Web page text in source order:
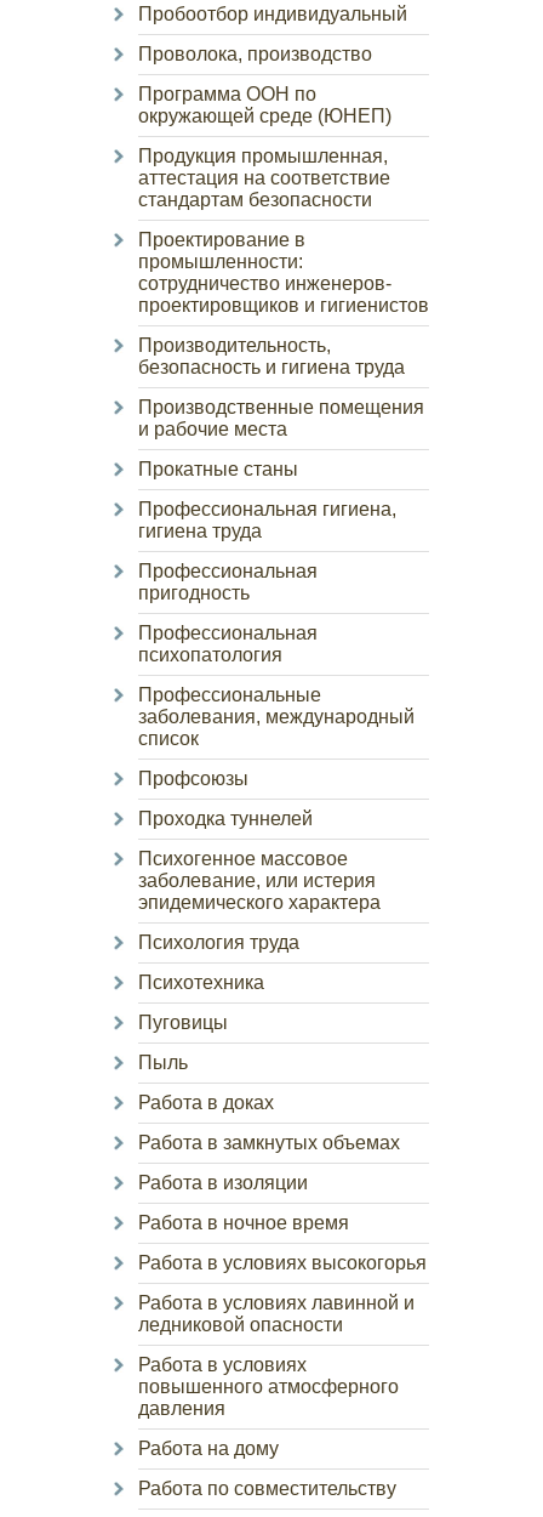
Пробоотбор индивидуальный
Проволока, производство
Программа ООН по
окружающей среде (ЮНЕП)
Продукция промышленная,
аттестация на соответствие
стандартам безопасности
Проектирование в
промышленности:
сотрудничество инженеров-
проектировщиков и гигиенистов
Производительность,
безопасность и гигиена труда
Производственные помещения
и рабочие места
Прокатные станы
Профессиональная гигиена,
гигиена труда
Профессиональная
пригодность
Профессиональная
психопатология
Профессиональные
заболевания, международный
список
Профсоюзы
Проходка туннелей
Психогенное массовое
заболевание, или истерия
эпидемического характера
Психология труда
Психотехника
Пуговицы
Пыль
Работа в доках
Работа в замкнутых объемах
Работа в изоляции
Работа в ночное время
Работа в условиях высокогорья
Работа в условиях лавинной и
ледниковой опасности
Работа в условиях
повышенного атмосферного
давления
Работа на дому
Работа по совместительству